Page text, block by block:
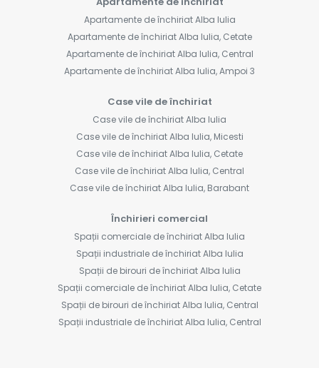
Apartamente de închiriat Alba Iulia
Apartamente de închiriat Alba Iulia, Cetate
Apartamente de închiriat Alba Iulia, Central
Apartamente de închiriat Alba Iulia, Ampoi 3
Case vile de închiriat
Case vile de închiriat Alba Iulia
Case vile de închiriat Alba Iulia, Micesti
Case vile de închiriat Alba Iulia, Cetate
Case vile de închiriat Alba Iulia, Central
Case vile de închiriat Alba Iulia, Barabant
Închirieri comercial
Spații comerciale de închiriat Alba Iulia
Spații industriale de închiriat Alba Iulia
Spații de birouri de închiriat Alba Iulia
Spații comerciale de închiriat Alba Iulia, Cetate
Spații de birouri de închiriat Alba Iulia, Central
Spații industriale de închiriat Alba Iulia, Central